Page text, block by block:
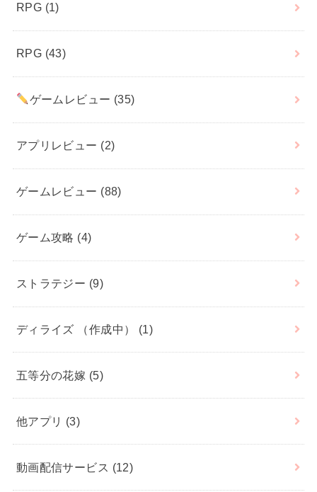
RPG (1)
RPG (43)
ゲームレビュー (35)
アプリレビュー (2)
ゲームレビュー (88)
ゲーム攻略 (4)
ストラテジー (9)
ディライズ （作成中） (1)
五等分の花嫁 (5)
他アプリ (3)
動画配信サービス (12)